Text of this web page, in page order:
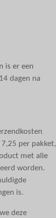
is er een
dagen na
per pakket,
met alle
worden.
is.
deze